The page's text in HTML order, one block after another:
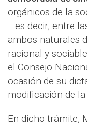
orgánicos de la
—es decir, entre
ambos naturales
racional y
el Consejo
ocasión de su
modificación de
En dicho trámite,